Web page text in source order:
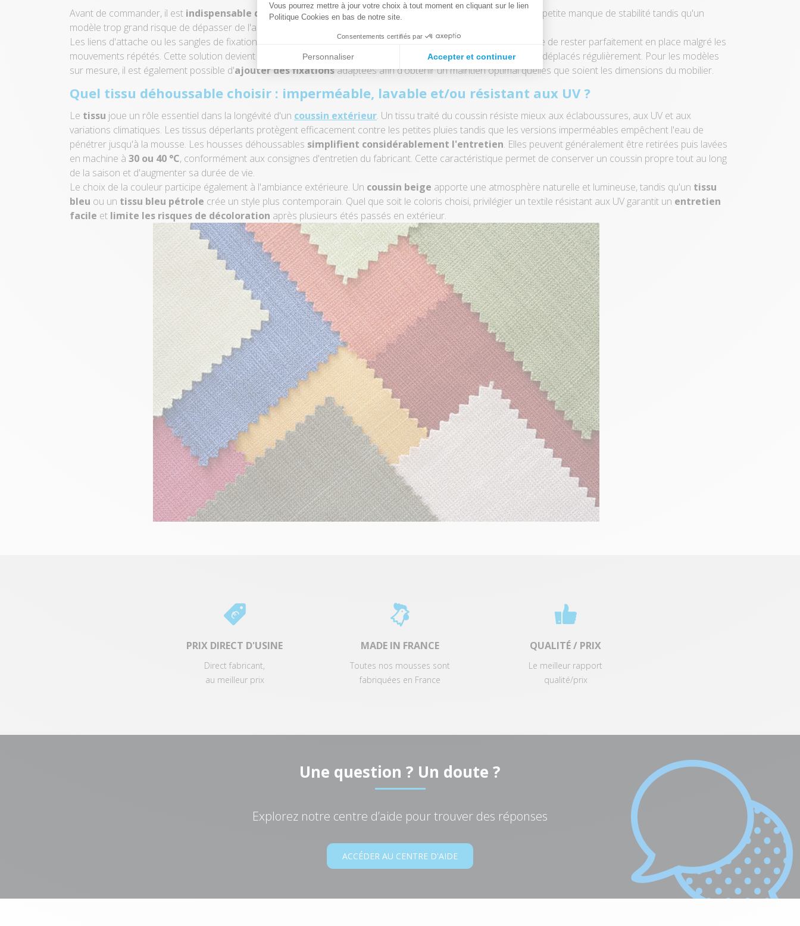
Avant de commander, il est indispensable de mesurer précisément l'assise de la chaise
. Une galette trop petite manque de stabilité tandis qu'un
modèle trop grand risque de dépasser de l'assise et de se déformer avec le temps.
Les liens d'attache ou les sangles de fixation représentent un véritable atout. Ils permettent au coussin de chaise de rester parfaitement en place malgré les
mouvements répétés. Cette solution devient particulièrement utile sur les chaises pliantes ou les fauteuils légers déplacés régulièrement. Pour les modèles
sur mesure, il est également possible d'ajouter des fixationsadaptées afin d'obtenir un maintien optimal quelles que soient les dimensions du mobilier.
Quel tissu déhoussable choisir : imperméable, lavable et/ou résistant aux UV ?
Le tissu joue un rôle essentiel dans la longévité d'un coussin extérieur. Un tissu traité du coussin résiste mieux aux éclaboussures, aux UV et aux
variations climatiques. Les tissus déperlants protègent efficacement contre les petites pluies tandis que les versions imperméables empêchent l'eau de
pénétrer jusqu'à la mousse. Les housses déhoussables simplifient considérablement l'entretien. Elles peuvent généralement être retirées puis lavées
en machine à 30 ou 40 °C, conformément aux consignes d'entretien du fabricant. Cette caractéristique permet de conserver un coussin propre tout au long
de la saison et d'augmenter sa durée de vie.
Le choix de la couleur participe également à l'ambiance extérieure. Un coussin beige apporte une atmosphère naturelle et lumineuse, tandis qu'un tissu
bleu ou un tissu bleu pétrole crée un style plus contemporain. Quel que soit le coloris choisi, privilégier un textile résistant aux UV garantit un entretien
facile et limite les risques de décoloration après plusieurs étés passés en extérieur.
PRIX DIRECT D'USINE
Direct fabricant,
au meilleur prix
MADE IN FRANCE
Toutes nos mousses sont
fabriquées en France
QUALITÉ / PRIX
Le meilleur rapport
qualité/prix
Une question ? Un doute ?
Explorez notre centre d’aide pour trouver des réponses
ACCÉDER AU CENTRE D'AIDE
Vous pourrez mettre à jour votre choix à tout moment en cliquant sur le lien
Politique Cookies en bas de notre site.
Consentements certifiés par
Personnaliser Accepter et continuer